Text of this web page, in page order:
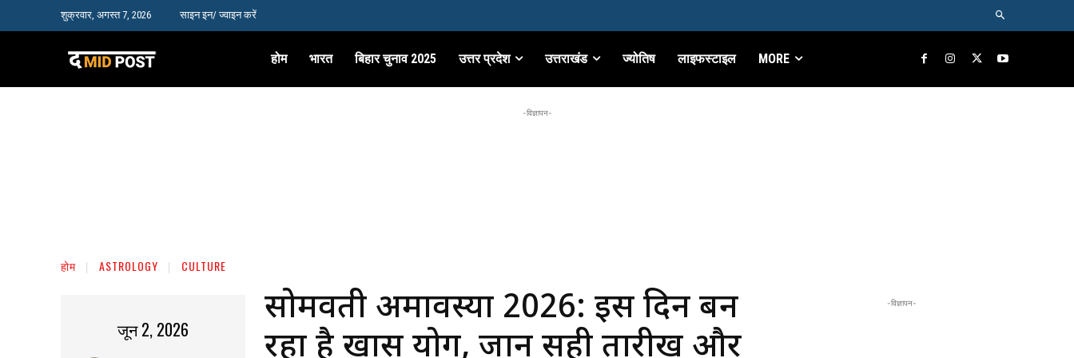
शुक्रवार, अगस्त 7, 2026 साइन इन/ ज्वाइन करें
होम भारत बिहार चुनाव 2025 उत्तर प्रदेश उत्तराखंड ज्योतिष लाइफस्टाइल MORE
-विज्ञापन-
होम ASTROLOGY CULTURE
जून 2, 2026
सोमवती अमावस्या 2026: इस दिन बन
रहा है खास योग, जानें सही तारीख और
-विज्ञापन-